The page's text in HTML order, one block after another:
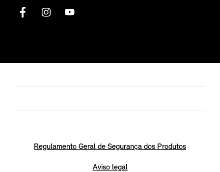
Regulamento Geral de Segurança dos Produtos
Aviso legal